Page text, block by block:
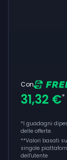
Con
31,32 €*
*I guadagni
delle offerte.
**Valori basati
singole
dell'utente